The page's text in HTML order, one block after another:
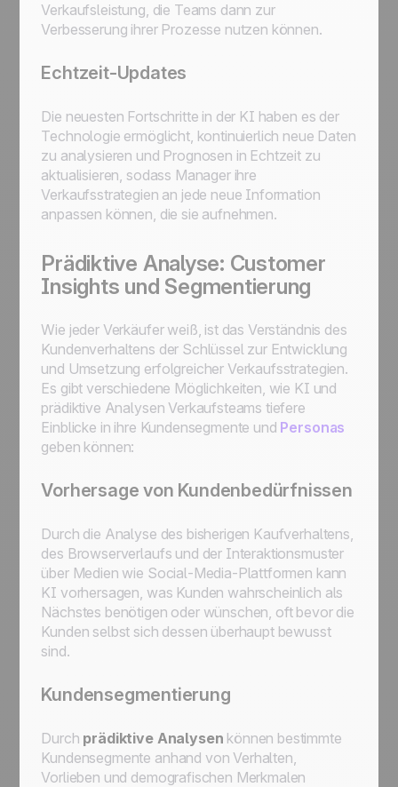
Verkaufsleistung, die Teams dann zur
Verbesserung ihrer Prozesse nutzen können.
Echtzeit-Updates
Die neuesten Fortschritte in der KI haben es der
Technologie ermöglicht, kontinuierlich neue Daten
zu analysieren und Prognosen in Echtzeit zu
aktualisieren, sodass Manager ihre
Verkaufsstrategien an jede neue Information
anpassen können, die sie aufnehmen.
Prädiktive Analyse: Customer
Insights und Segmentierung
Wie jeder Verkäufer weiß, ist das Verständnis des
Kundenverhaltens der Schlüssel zur Entwicklung
und Umsetzung erfolgreicher Verkaufsstrategien.
Es gibt verschiedene Möglichkeiten, wie KI und
prädiktive Analysen Verkaufsteams tiefere
Einblicke in ihre Kundensegmente und Personas
geben können:
Vorhersage von Kundenbedürfnissen
Durch die Analyse des bisherigen Kaufverhaltens,
des Browserverlaufs und der Interaktionsmuster
über Medien wie Social-Media-Plattformen kann
KI vorhersagen, was Kunden wahrscheinlich als
Nächstes benötigen oder wünschen, oft bevor die
Kunden selbst sich dessen überhaupt bewusst
sind.
Kundensegmentierung
Durch prädiktive Analysen können bestimmte
Kundensegmente anhand von Verhalten,
Vorlieben und demografischen Merkmalen